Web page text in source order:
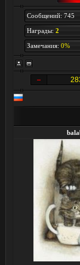
Сообщений: 745
Награды: 2
Замечания: 0%